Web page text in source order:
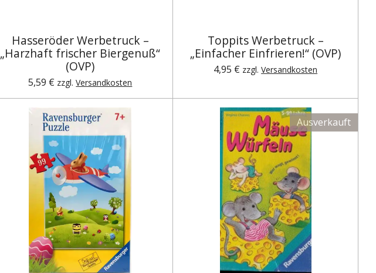
Hasseröder Werbetruck –
„Harzhaft frischer Biergenuß“
(OVP)
5,59 € zzgl.Versandkosten
Toppits Werbetruck –
„Einfacher Einfrieren!“ (OVP)
4,95 € zzgl.Versandkosten
Ausverkauft